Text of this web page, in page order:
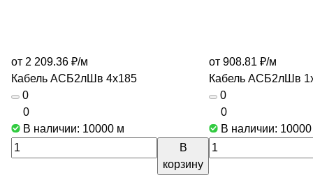
от 2 209.36 ₽/м
Кабель АСБ2лШв 4х185
0
0
В наличии: 10000 м
В
корзину
от 908.81 ₽/м
Кабель АСБ2лШв
0
0
В наличии: